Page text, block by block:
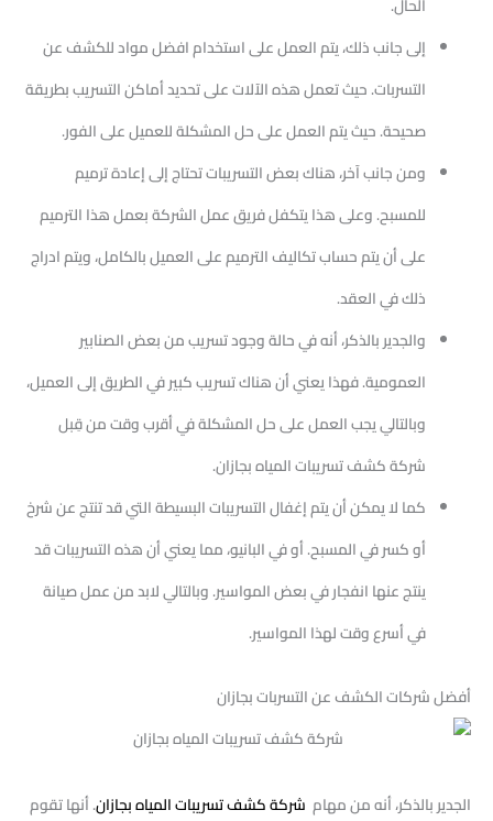
إلى جانب ذلك، يتم العمل على استخدام افضل مواد للكشف عن
التسربات. حيث تعمل هذه الآلات على تحديد أماكن التسريب بطريقة
صحيحة. حيث يتم العمل على حل المشكلة للعميل على الفور.
ومن جانب آخر، هناك بعض التسريبات تحتاج إلى إعادة ترميم
للمسبح. وعلى هذا يتكفل فريق عمل الشركة بعمل هذا الترميم
على أن يتم حساب تكاليف الترميم على العميل بالكامل، ويتم ادراج
ذلك في العقد.
والجدير بالذكر، أنه في حالة وجود تسريب من بعض الصنابير
العمومية. فهذا يعني أن هناك تسريب كبير في الطريق إلى العميل،
وبالتالي يجب العمل على حل المشكلة في أقرب وقت من قِبل
شركة كشف تسريبات المياه بجازان.
كما لا يمكن أن يتم إغفال التسريبات البسيطة التي قد تنتج عن شرخ
أو كسر في المسبح. أو في البانيو، مما يعني أن هذه التسريبات قد
ينتج عنها انفجار في بعض المواسير. وبالتالي لابد من عمل صيانة
في أسرع وقت لهذا المواسير.
أفضل شركات الكشف عن التسربات بجازان
الجدير بالذكر، أنه من مهام شركة كشف تسريبات المياه بجازان. أنها تقوم